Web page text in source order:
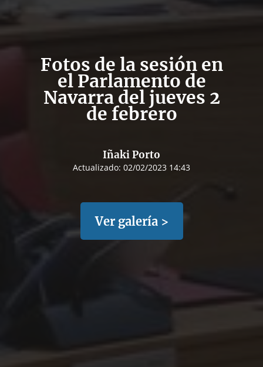
Fotos de la sesión en
el Parlamento de
Navarra del jueves 2
de febrero
Iñaki Porto
Actualizado: 02/02/2023 14:43
Ver galería >